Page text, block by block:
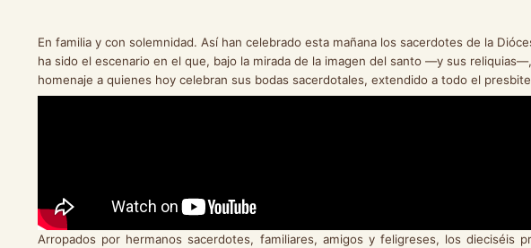
En familia y con solemnidad. Así han celebrado esta mañana los sacerdotes de la
ha sido el escenario en el que, bajo la mirada de la imagen del santo —y sus
homenaje a quienes hoy celebran sus bodas sacerdotales, extendido a todo el
Arropados por hermanos sacerdotes, familiares, amigos y feligreses, los dieciséis